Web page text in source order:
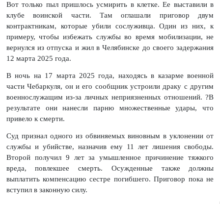
Вот только пыл пришлось усмирить в клетке. Ее выставили в
клубе воинской части. Там оглашали приговор двум
контрактникам, которые убили сослуживца. Один из них, к
примеру, чтобы избежать службы во время мобилизации, не
вернулся из отпуска и жил в Челябинске до своего задержания
12 марта 2025 года.
В ночь на 17 марта 2025 года, находясь в казарме военной
части Чебаркуля, он и его сообщник устроили драку с другим
военнослужащим из-за личных неприязненных отношений. ?В
результате они нанесли парню множественные удары, что
привело к смерти.
Суд признал одного из обвиняемых виновным в уклонении от
службы и убийстве, назначив ему 11 лет лишения свободы.
Второй получил 9 лет за умышленное причинение тяжкого
вреда, повлекшее смерть. Осужденные также должны
выплатить компенсацию сестре погибшего. Приговор пока не
вступил в законную силу.